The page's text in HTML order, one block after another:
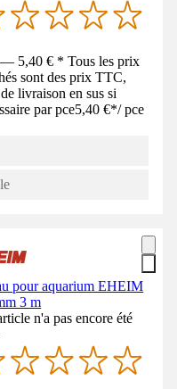
5,40 € * Tous les prix
sont des prix TTC,
livraison en sus si
par pce5,40 €*/ pce
pour aquarium EHEIM
3 m
n'a pas encore été